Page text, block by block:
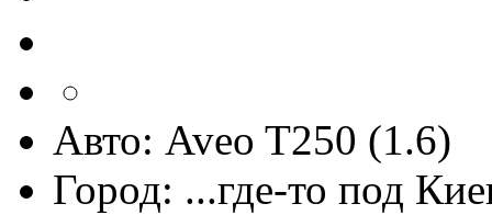
Авто: Aveo T250 (1.6)
Город: ...где-то под